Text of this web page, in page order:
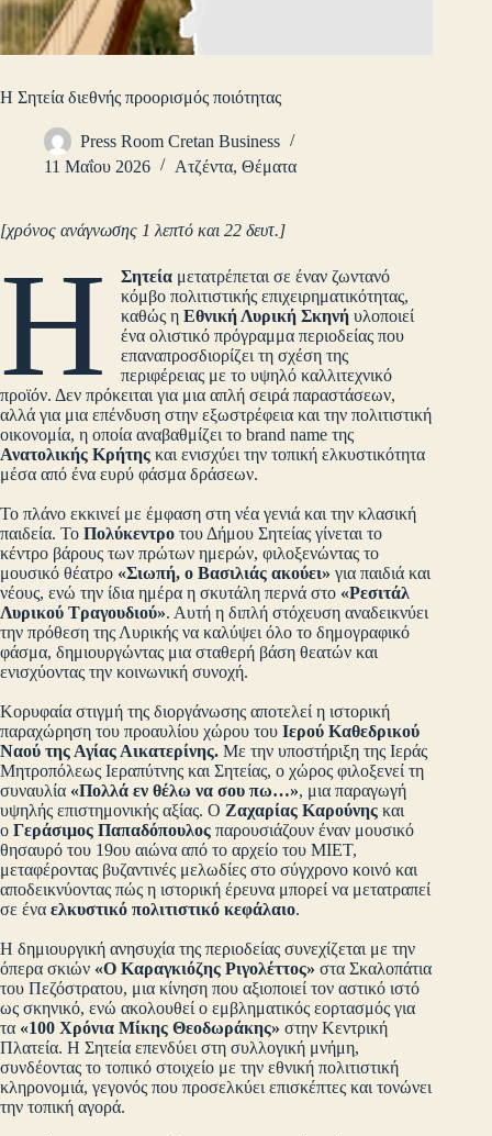
Η Σητεία διεθνής προορισμός ποιότητας
Press Room Cretan Business
11 Μαΐου 2026
Ατζέντα, Θέματα
[χρόνος ανάγνωσης 1 λεπτό και 22 δευτ.]
Η Σητεία μετατρέπεται σε έναν ζωντανό
κόμβο πολιτιστικής επιχειρηματικότητας,
καθώς ηΕθνική Λυρική Σκηνή υλοποιεί
ένα ολιστικό πρόγραμμα περιοδείας που
επαναπροσδιορίζει τη σχέση της
περιφέρειας με το υψηλό καλλιτεχνικό
προϊόν. Δεν πρόκειται για μια απλή σειρά παραστάσεων,
αλλά για μια επένδυση στην εξωστρέφεια και την πολιτιστική
οικονομία, η οποία αναβαθμίζει το brand name της
Ανατολικής Κρήτης και ενισχύει την τοπική ελκυστικότητα
μέσα από ένα ευρύ φάσμα δράσεων.
Το πλάνο εκκινεί με έμφαση στη νέα γενιά και την κλασική
παιδεία. Το Πολύκεντρο του Δήμου Σητείας γίνεται το
κέντρο βάρους των πρώτων ημερών, φιλοξενώντας το
μουσικό θέατρο «Σιωπή, ο Βασιλιάς ακούει» για παιδιά και
νέους, ενώ την ίδια ημέρα η σκυτάλη περνά στο «Ρεσιτάλ
Λυρικού Τραγουδιού». Αυτή η διπλή στόχευση αναδεικνύει
την πρόθεση της Λυρικής να καλύψει όλο το δημογραφικό
φάσμα, δημιουργώντας μια σταθερή βάση θεατών και
ενισχύοντας την κοινωνική συνοχή.
Κορυφαία στιγμή της διοργάνωσης αποτελεί η ιστορική
παραχώρηση του προαυλίου χώρου του Ιερού Καθεδρικού
Ναού της Αγίας Αικατερίνης. Με την υποστήριξη της Ιεράς
Μητροπόλεως Ιεραπύτνης και Σητείας, ο χώρος φιλοξενεί τη
συναυλία «Πολλά εν θέλω να σου πω…», μια παραγωγή
υψηλής επιστημονικής αξίας. Ο Ζαχαρίας Καρούνης και
ο Γεράσιμος Παπαδόπουλος παρουσιάζουν έναν μουσικό
θησαυρό του 19ου αιώνα από το αρχείο του ΜΙΕΤ,
μεταφέροντας βυζαντινές μελωδίες στο σύγχρονο κοινό και
αποδεικνύοντας πώς η ιστορική έρευνα μπορεί να μετατραπεί
σε ένα ελκυστικό πολιτιστικό κεφάλαιο.
Η δημιουργική ανησυχία της περιοδείας συνεχίζεται με την
όπερα σκιών «Ο Καραγκιόζης Ριγολέττος» στα Σκαλοπάτια
του Πεζόστρατου, μια κίνηση που αξιοποιεί τον αστικό ιστό
ως σκηνικό, ενώ ακολουθεί ο εμβληματικός εορτασμός για
τα «100 Χρόνια Μίκης Θεοδωράκης» στην Κεντρική
Πλατεία. Η Σητεία επενδύει στη συλλογική μνήμη,
συνδέοντας το τοπικό στοιχείο με την εθνική πολιτιστική
κληρονομιά, γεγονός που προσελκύει επισκέπτες και τονώνει
την τοπική αγορά.